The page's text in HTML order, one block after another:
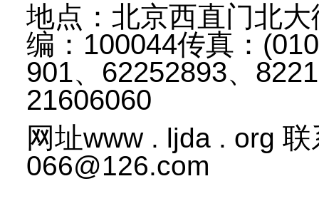
地点：北京西直门北
编：100044传真：
901、62252893、
21606060
网址www . ljda . org 联
066@126.com